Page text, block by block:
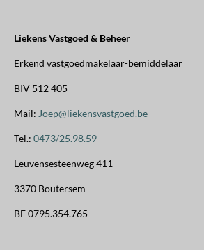
Liekens Vastgoed & Beheer
Erkend vastgoedmakelaar-bemiddelaar
BIV 512 405
Mail: Joep@liekensvastgoed.be
Tel.: 0473/25.98.59
Leuvensesteenweg 411
3370 Boutersem
BE 0795.354.765